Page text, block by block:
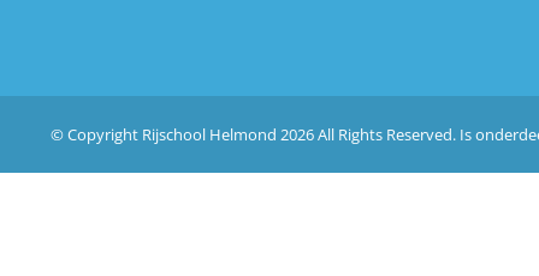
© Copyright Rijschool Helmond 2026 All Rights Reserved. Is